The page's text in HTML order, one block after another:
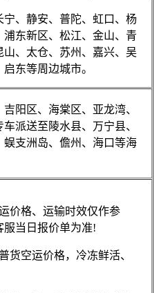
宁、静安、普陀、虹口、杨
东新区、松江、金山、青
、太仓、苏州、嘉兴、吴
东等周边城市。
阳区、海棠区、亚龙湾、
派送至陵水县、万宁县、
支洲岛、儋州、海口等海
价格、运输时效仅作参
服当日报价单为准!
货空运价格，冷冻鲜活、